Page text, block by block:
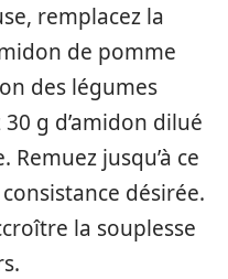
remplacez la
de pomme
des légumes
g d’amidon dilué
Remuez jusqu’à ce
désirée.
la souplesse